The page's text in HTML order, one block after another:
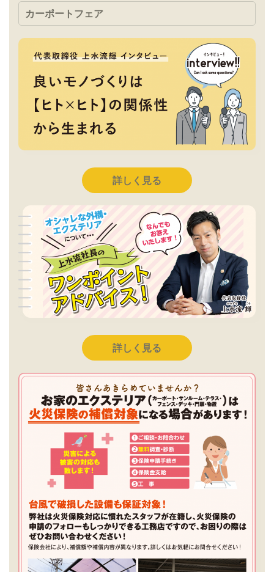
カーポートフェア
詳しく見る
詳しく見る